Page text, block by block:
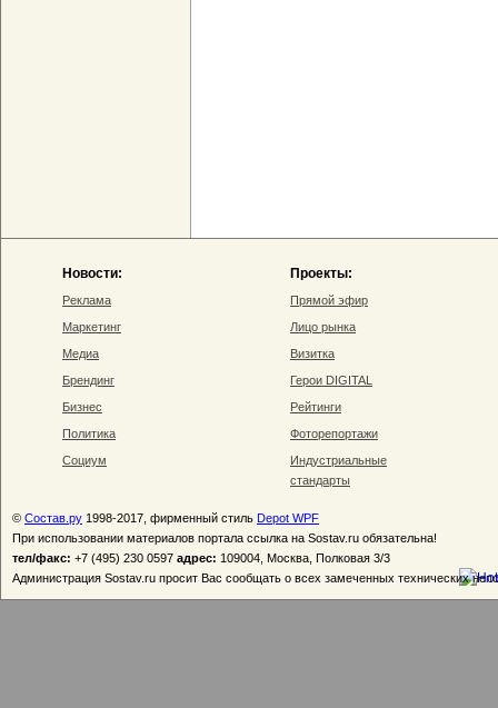
Новости:
Реклама
Маркетинг
Медиа
Брендинг
Бизнес
Политика
Социум
Проекты:
Прямой эфир
Лицо рынка
Визитка
Герои DIGITAL
Рейтинги
Фоторепортажи
Индустриальные
стандарты
© Состав.ру 1998-2017, фирменный стиль Depot WPF
При использовании материалов портала ссылка на Sostav.ru обязательна!
тел/факс: +7 (495) 230 0597 адрес: 109004, Москва, Полковая 3/3
Администрация Sostav.ru просит Вас сообщать о всех замеченных технических